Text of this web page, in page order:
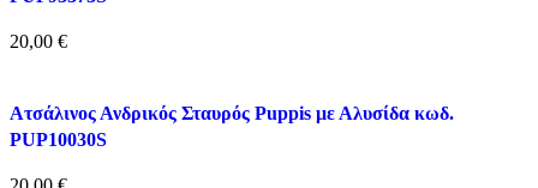
20,00 €
Ατσάλινος Ανδρικός Σταυρός Puppis με Αλυσίδα κωδ.
PUP10030S